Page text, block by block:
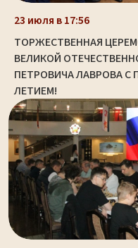
23 июля в 17:56
ТОРЖЕСТВЕННАЯ
ВЕЛИКОЙ
ПЕТРОВИЧА ЛАВРОВА С
ЛЕТИЕМ!